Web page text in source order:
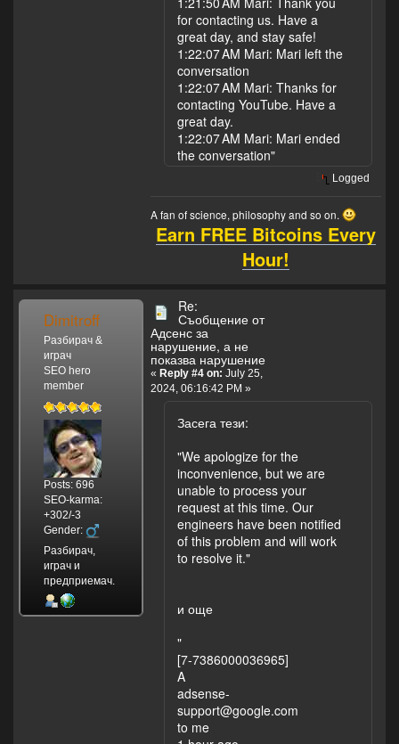
for contacting us. Have a
great day, and stay safe!
1:22:07 AM Mari: Mari left the
conversation
1:22:07 AM Mari: Thanks for
contacting YouTube. Have a
great day.
1:22:07 AM Mari: Mari ended
the conversation"
Logged
A fan of science, philosophy and so on.
Earn FREE Bitcoins Every
Hour!
Dimitroff
Разбирач &
играч
SEO hero
member
Posts: 696
SEO-karma:
+302/-3
Gender:
Разбирач,
играч и
предприемач.
Re:
Съобщение от
Адсенс за
нарушение, а не
показва нарушение
« Reply #4 on: July 25,
2024, 06:16:42 PM »
Засега тези:
"We apologize for the
inconvenience, but we are
unable to process your
request at this time. Our
engineers have been notified
of this problem and will work
to resolve it."
и още
"
[7-7386000036965]
A
adsense-
support@google.com
to me